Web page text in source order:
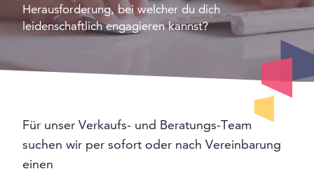
Herausforderung, bei welcher du dich
leidenschaftlich engagieren kannst?
Für unser Verkaufs- und Beratungs-Team
suchen wir per sofort oder nach Vereinbarung
einen